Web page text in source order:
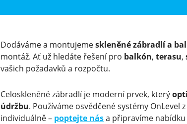
Dodáváme a montujemeskleněné zábradlí a
montáž. Ať už hledáte řešení pro balkón,terasu,
vašich požadavků a rozpočtu.
Celoskleněné zábradlí je moderní prvek, který
údržbu. Používáme osvědčené systémy OnLevel
individuálně – poptejte nása připravíme